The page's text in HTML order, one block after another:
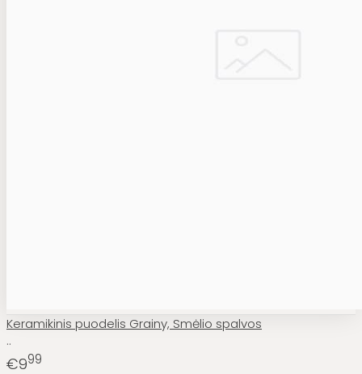
Keramikinis puodelis Grainy, Smėlio spalvos
..
€999